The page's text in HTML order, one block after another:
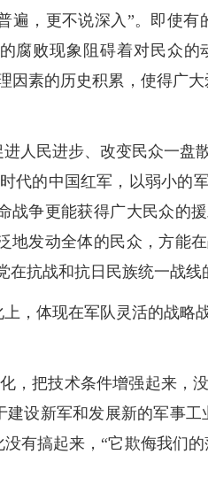
，更不说深入”。即使有
腐败现象阻碍着对民众
素的历史积累，使得广
人民进步、改变民众一盘
代的中国红军，以弱小的
争更能获得广大民众的
发动全体的民众，方能
抗战和抗日民族统一战线
，体现在军队灵活的战略
，把技术条件增强起来，
设新军和发展新的军事工
有搞起来，“它欺侮我们